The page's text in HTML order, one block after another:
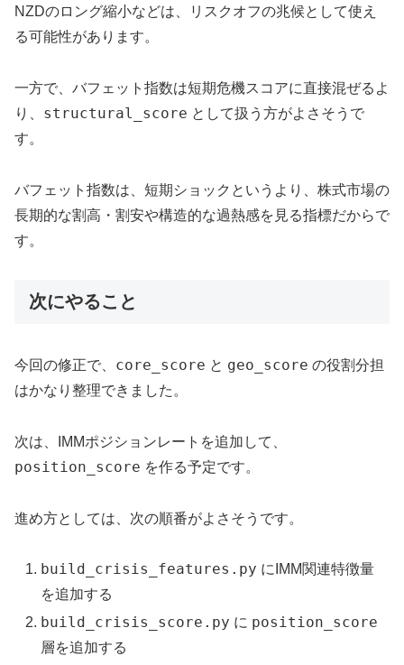
NZDのロング縮小などは、リスクオフの兆候として使え
る可能性があります。
一方で、バフェット指数は短期危機スコアに直接混ぜるよ
り、 structural_score として扱う方がよさそうで
す。
バフェット指数は、短期ショックというより、株式市場の
長期的な割高・割安や構造的な過熱感を見る指標だからで
す。
次にやること
今回の修正で、 core_score と geo_score の役割分担
はかなり整理できました。
次は、IMMポジションレートを追加して、
position_score を作る予定です。
進め方としては、次の順番がよさそうです。
build_crisis_features.py にIMM関連特徴量
を追加する
build_crisis_score.py に position_score
層を追加する